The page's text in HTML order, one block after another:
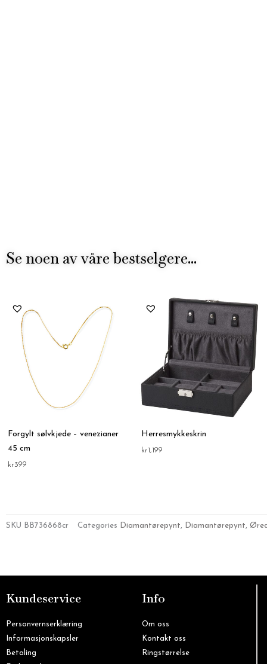
Se noen av våre bestselgere...
Forgylt sølvkjede – venezianer
45 cm
kr399
Herresmykkeskrin
kr1,199
SKU BB736868cr Categories Diamantørepynt, Diamantørepynt,
Kundeservice
Personvernserklæring
Informasjonskapsler
Betaling
Info
Om oss
Kontakt oss
Ringstørrelse